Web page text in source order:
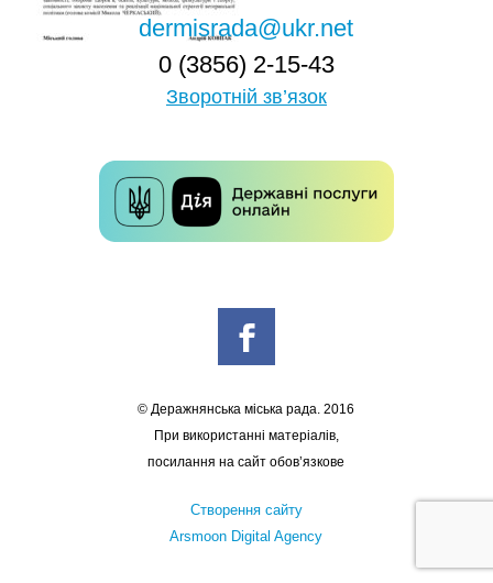
dermisrada@ukr.net
0 (3856) 2-15-43
Зворотній зв’язок
© Деражнянська міська рада. 2016
При використанні матеріалів,
посилання на сайт обов’язкове
Створення сайту
Arsmoon Digital Agency